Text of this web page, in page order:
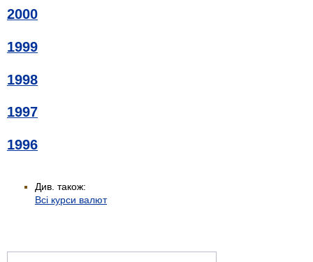
2000
1999
1998
1997
1996
Див. також:
Всі курси валют